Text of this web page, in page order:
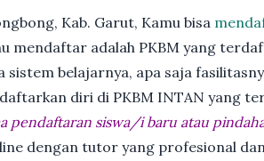
Kab. Garut, Kamu bisa
mendaftar adalah PKBM yang
belajarnya, apa saja
diri di PKBM INTAN yang
pendaftaran siswa/i baru atau
dengan tutor yang profesional